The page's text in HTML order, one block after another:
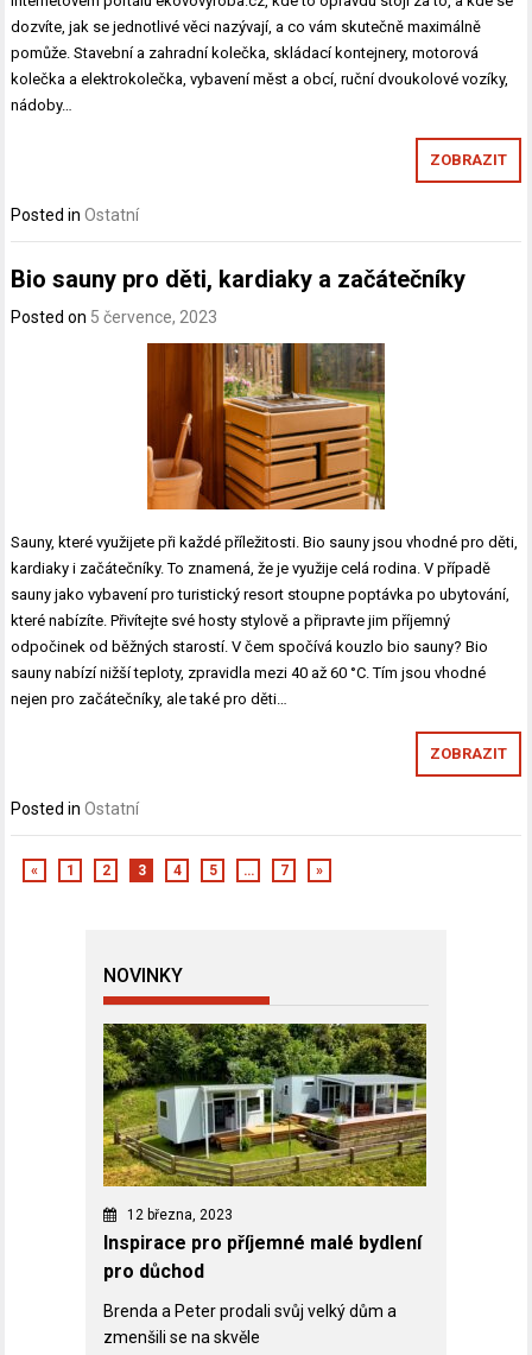
dozvíte, jak se jednotlivé věci nazývají, a co vám skutečně maximálně
pomůže. Stavební a zahradní kolečka, skládací kontejnery, motorová
kolečka a elektrokolečka, vybavení měst a obcí, ruční dvoukolové vozíky,
nádoby…
ZOBRAZIT
Posted inOstatní
Bio sauny pro děti, kardiaky a začátečníky
Posted on 5 července, 2023
Sauny, které využijete při každé příležitosti. Bio sauny jsou vhodné pro děti,
kardiaky i začátečníky. To znamená, že je využije celá rodina. V případě
sauny jako vybavení pro turistický resort stoupne poptávka po ubytování,
které nabízíte. Přivítejte své hosty stylově a připravte jim příjemný
odpočinek od běžných starostí. V čem spočívá kouzlo bio sauny? Bio
sauny nabízí nižší teploty, zpravidla mezi 40 až 60 °C. Tím jsou vhodné
nejen pro začátečníky, ale také pro děti…
ZOBRAZIT
Posted inOstatní
« 1 2 3 4 5 … 7 »
NOVINKY
12 března, 2023
Inspirace pro příjemné malé bydlení
pro důchod
Brenda a Peter prodali svůj velký dům a
zmenšili se na skvěle